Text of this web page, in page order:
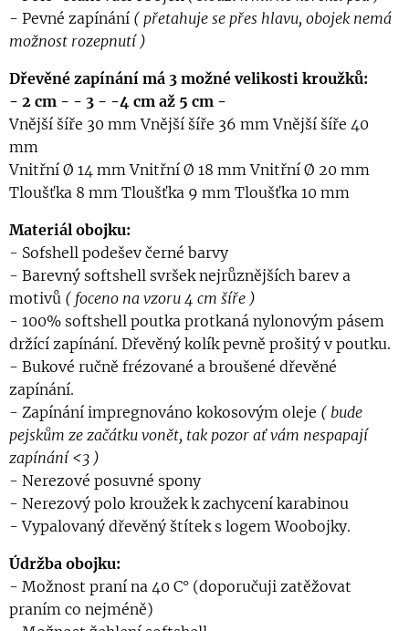
- Pevné zapínání ( přetahuje se přes hlavu, obojek nemá
možnost rozepnutí )
Dřevěné zapínání má 3 možné velikosti kroužků:
- 2 cm - - 3 - -4 cm až 5 cm -
Vnější šíře 30 mm Vnější šíře 36 mm Vnější šíře 40
mm
Vnitřní Ø 14 mm Vnitřní Ø 18 mm Vnitřní Ø 20 mm
Tloušťka 8 mm Tloušťka 9 mm Tloušťka 10 mm
Materiál obojku:
- Sofshell podešev černé barvy
- Barevný softshell svršek nejrůznějších barev a
motivů ( foceno na vzoru 4 cm šíře )
- 100% softshell poutka protkaná nylonovým pásem
držící zapínání. Dřevěný kolík pevně prošitý v poutku.
- Bukové ručně frézované a broušené dřevěné
zapínání.
- Zapínání impregnováno kokosovým oleje ( bude
pejskům ze začátku vonět, tak pozor ať vám nespapají
zapínání <3 )
- Nerezové posuvné spony
- Nerezový polo kroužek k zachycení karabinou
- Vypalovaný dřevěný štítek s logem Woobojky.
Údržba obojku:
- Možnost praní na 40 C° (doporučuji zatěžovat
praním co nejméně)